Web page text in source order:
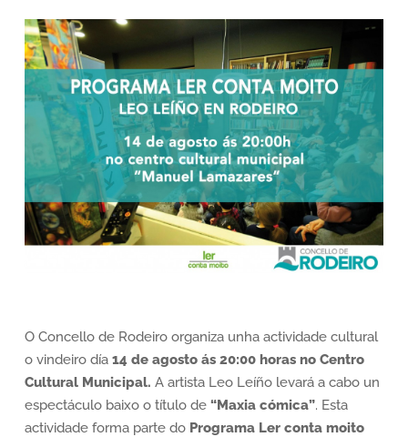
O Concello de Rodeiro organiza unha actividade cultural
o vindeiro día 14 de agosto ás 20:00 horas no Centro
Cultural Municipal. A artista Leo Leíño levará a cabo un
espectáculo baixo o título de“Maxia cómica”. Esta
actividade forma parte do Programa Ler conta moito